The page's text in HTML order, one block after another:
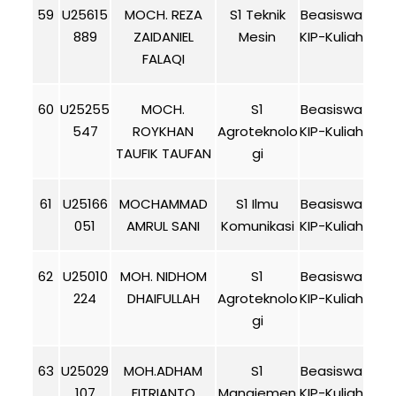
59 U25615
889
MOCH. REZA
ZAIDANIEL
FALAQI
S1 Teknik
Mesin
Beasiswa
KIP-Kuliah
60 U25255
547
MOCH.
ROYKHAN
TAUFIK TAUFAN
S1
Agroteknolo
gi
Beasiswa
KIP-Kuliah
61
U25166
051
MOCHAMMAD
AMRUL SANI
S1 Ilmu
Komunikasi
Beasiswa
KIP-Kuliah
62 U25010
224
MOH. NIDHOM
DHAIFULLAH
S1
Agroteknolo
gi
Beasiswa
KIP-Kuliah
63 U25029
MOH.ADHAM
S1
Beasiswa